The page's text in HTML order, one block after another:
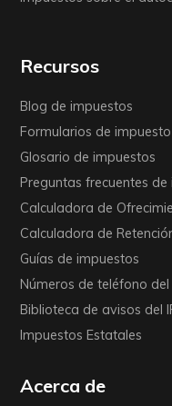
Recursos
Blog de impuestos
Formularios de impuesto
Glosario de impuestos
Preguntas frecuentes de
Calculadora de
Calculadora de
Guías de impuestos
Números de teléfono del
Biblioteca de avisos del
Impuestos Estatales
Acerca de